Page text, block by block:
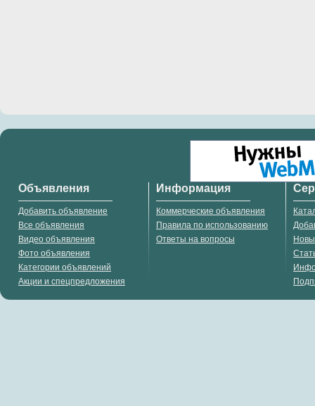
Объявления
Добавить объявление
Все объявления
Видео объявления
Фото объявления
Категории объявлений
Акции и спецпредложения
Информация
Коммерческие объявления
Правила по использованию
Ответы на вопросы